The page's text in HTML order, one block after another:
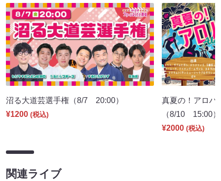
沼る大道芸選手権（8/7 20:00）
¥1200 (税込)
真夏の！アロハ
（8/10 15:00）
¥2000 (税込)
関連ライブ